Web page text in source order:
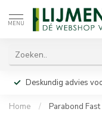
MENU
Deskundig advies
Home / Parabond Fast